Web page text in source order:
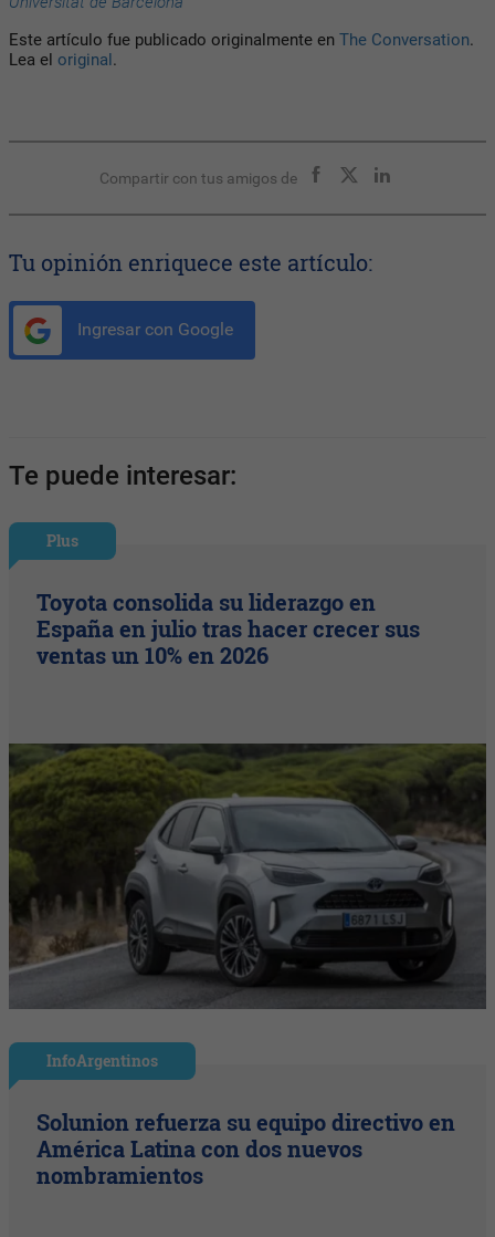
Este artículo fue publicado originalmente en The Conversation.
Lea el original.
Compartir con tus amigos de
Tu opinión enriquece este artículo:
Ingresar con Google
Te puede interesar:
Plus
Toyota consolida su liderazgo en
España en julio tras hacer crecer sus
ventas un 10% en 2026
InfoArgentinos
Solunion refuerza su equipo directivo en
América Latina con dos nuevos
nombramientos